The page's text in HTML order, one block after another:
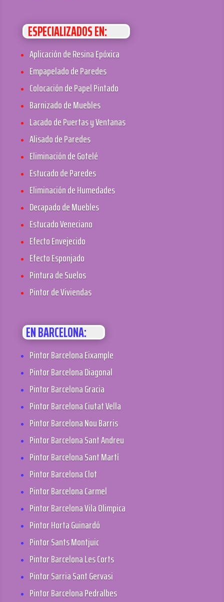
ESPECIALIZADOS EN:
Aplicación de Resina Epóxica
Empapelado de Paredes
Colocación de Papel Pintado
Barnizado de Muebles
Lacado de Puertas y Ventanas
Alisado de Paredes
Eliminación de Gotelé
Estucado de Paredes
Eliminación de Humedades
Decapado de Muebles
Estucado Veneciano
Efecto Envejecido
Efecto Esponjado
Pintura de Suelos
Pintor de Viviendas
EN BARCELONA:
Pintor Barcelona Eixample
Pintor Barcelona Diagonal
Pintor Barcelona Gracia
Pintor Barcelona Ciutat Vella
Pintor Barcelona Nou Barris
Pintor Barcelona Sant Andreu
Pintor Barcelona Sant Martí
Pintor Barcelona Clot
Pintor Barcelona Carmel
Pintor Barcelona Vila Olimpica
Pintor Horta Guinardó
Pintor Sants Montjuic
Pintor Barcelona Les Corts
Pintor Sarria Sant Gervasi
Pintor Barcelona Pedralbes